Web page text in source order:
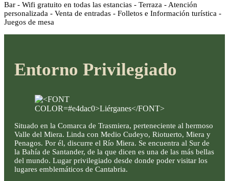
Bar - Wifi gratuito en todas las estancias - Terraza - Atención
personalizada - Venta de entradas - Folletos e Información turística -
Juegos de mesa
Entorno Privilegiado
Situado en la Comarca de Trasmiera, perteneciente al hermoso
Valle del Miera. Linda con Medio Cudeyo, Riotuerto, Miera y
Penagos. Por él, discurre el Río Miera. Se encuentra al Sur de
la Bahía de Santander, de la que dicen es una de las más bellas
del mundo. Lugar privilegiado desde donde poder visitar los
lugares emblemáticos de Cantabria.